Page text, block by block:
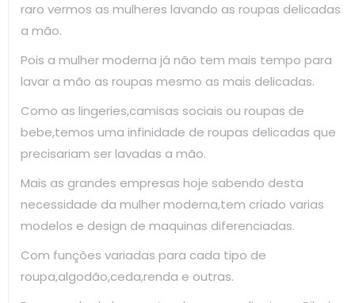
raro vermos as mulheres lavando as roupas delicadas
a mão.
Pois a mulher moderna já não tem mais tempo para
lavar a mão as roupas mesmo as mais delicadas.
Como as lingeries,camisas sociais ou roupas de
bebe,temos uma infinidade de roupas delicadas que
precisariam ser lavadas a mão.
Mais as grandes empresas hoje sabendo desta
necessidade da mulher moderna,tem criado varias
modelos e design de maquinas diferenciadas.
Com funções variadas para cada tipo de
roupa,algodão,ceda,renda e outras.